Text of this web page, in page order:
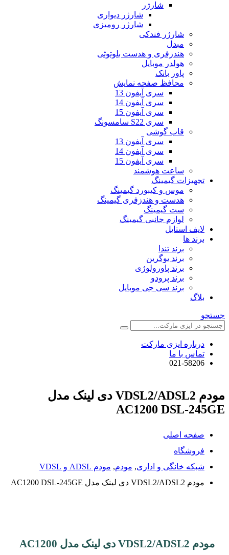
شارژر
شارژر دیواری
شارژر رومیزی
شارژر فندکی
مبدل
هندزفری و هدست بلوتوثی
هولدر موبایل
پاور بانک
محافظ صفحه نمایش
سری آیفون 13
سری آیفون 14
سری آیفون 15
سری S22 سامسونگ
قاب گوشی
سری آیفون 13
سری آیفون 14
سری آیفون 15
ساعت هوشمند
تجهیزات گیمینگ
موس و کیبورد گیمینگ
هدست و هندزفری گیمینگ
ست گیمینگ
لوازم جانبی گیمینگ
لایف استایل
برند ها
برند تندا
برند یوگرین
برند پاورولوژی
برند پرودو
برند سی جی موبایل
بلاگ
جستجو
درباره ایزی مارکت
تماس با ما
021-58206
مودم VDSL2/ADSL2 دی لینک مدل
AC1200 DSL-245GE
صفحه اصلی
فروشگاه
شبکه خانگی و اداری, مودم, مودم ADSL و VDSL
مودم VDSL2/ADSL2 دی لینک مدل AC1200 DSL-245GE
مودم VDSL2/ADSL2 دی لینک مدل AC1200